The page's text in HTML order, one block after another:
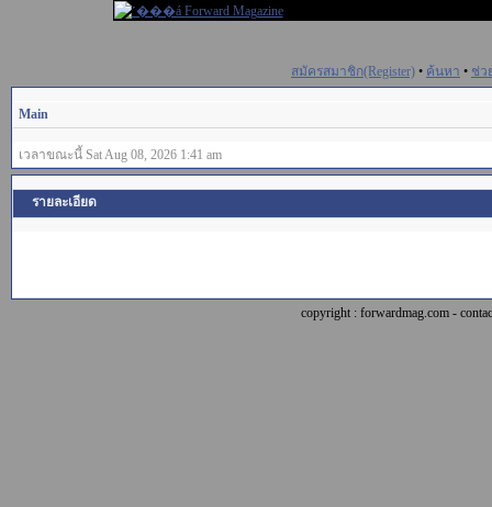
สมัครสมาชิก(Register) • ค้นหา • ช่ว
Main
เวลาขณะนี้ Sat Aug 08, 2026 1:41 am
รายละเอียด
copyright : forwardmag.com -